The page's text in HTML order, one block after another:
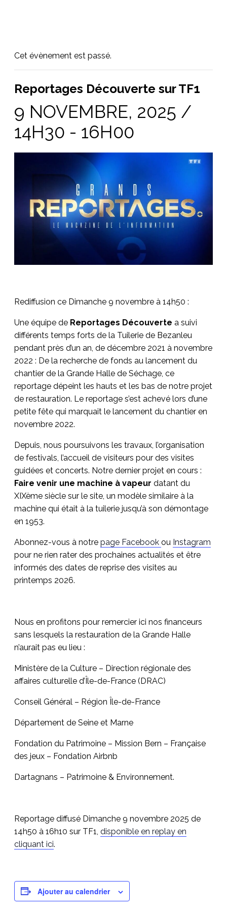
Cet évènement est passé.
Reportages Découverte sur TF1
9 NOVEMBRE, 2025 /
14H30 - 16H00
Rediffusion ce Dimanche 9 novembre à 14h50 :
Une équipe de Reportages Découverte a suivi
différents temps forts de la Tuilerie de Bezanleu
pendant près d’un an, de décembre 2021 à novembre
2022 : De la recherche de fonds au lancement du
chantier de la Grande Halle de Séchage, ce
reportage dépeint les hauts et les bas de notre projet
de restauration. Le reportage s’est achevé lors d’une
petite fête qui marquait le lancement du chantier en
novembre 2022.
Depuis, nous poursuivons les travaux, l’organisation
de festivals, l’accueil de visiteurs pour des visites
guidées et concerts. Notre dernier projet en cours :
Faire venir une machine à vapeur datant du
XIXème siècle sur le site, un modèle similaire à la
machine qui était à la tuilerie jusqu’à son démontage
en 1953.
Abonnez-vous à notre page Facebook ou Instagram
pour ne rien rater des prochaines actualités et être
informés des dates de reprise des visites au
printemps 2026.
Nous en profitons pour remercier ici nos financeurs
sans lesquels la restauration de la Grande Halle
n’aurait pas eu lieu :
Ministère de la Culture – Direction régionale des
affaires culturelle d’Île-de-France (DRAC)
Conseil Général – Région Île-de-France
Département de Seine et Marne
Fondation du Patrimoine – Mission Bern – Française
des jeux – Fondation Airbnb
Dartagnans – Patrimoine & Environnement.
Reportage diffusé Dimanche 9 novembre 2025 de
14h50 à 16h10 sur TF1, disponible en replay en
cliquant ici.
Ajouter au calendrier